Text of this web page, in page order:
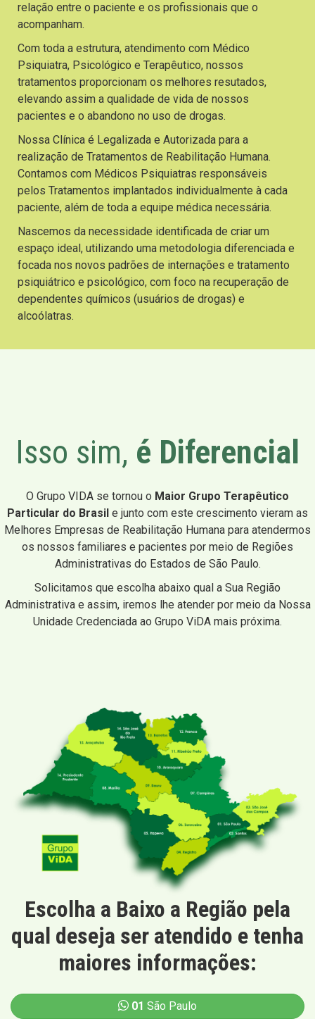
relação entre o paciente e os profissionais que o
acompanham.
Com toda a estrutura, atendimento com Médico
Psiquiatra, Psicológico e Terapêutico, nossos
tratamentos proporcionam os melhores resutados,
elevando assim a qualidade de vida de nossos
pacientes e o abandono no uso de drogas.
Nossa Clínica é Legalizada e Autorizada para a
realização de Tratamentos de Reabilitação Humana.
Contamos com Médicos Psiquiatras responsáveis
pelos Tratamentos implantados individualmente à cada
paciente, além de toda a equipe médica necessária.
Nascemos da necessidade identificada de criar um
espaço ideal, utilizando uma metodologia diferenciada e
focada nos novos padrões de internações e tratamento
psiquiátrico e psicológico, com foco na recuperação de
dependentes químicos (usuários de drogas) e
alcoólatras.
Isso sim, é Diferencial
O Grupo VIDA se tornou o Maior Grupo Terapêutico
Particular do Brasil e junto com este crescimento vieram as
Melhores Empresas de Reabilitação Humana para atendermos
os nossos familiares e pacientes por meio de Regiões
Administrativas do Estados de São Paulo.
Solicitamos que escolha abaixo qual a Sua Região
Administrativa e assim, iremos lhe atender por meio da Nossa
Unidade Credenciada ao Grupo ViDA mais próxima.
Escolha a Baixo a Região pela
qual deseja ser atendido e tenha
maiores informações:
01 São Paulo